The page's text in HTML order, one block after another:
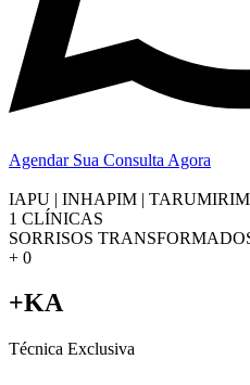
Agendar Sua Consulta Agora
IAPU | INHAPIM | TARUMIRIM
1 CLÍNICAS
SORRISOS
+ 0
+KA
Técnica Exclusiva